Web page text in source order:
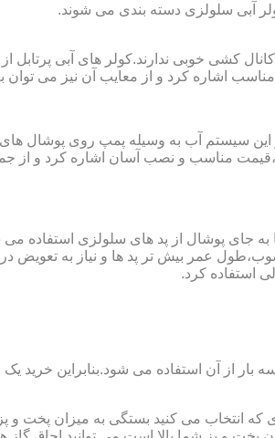
آبی سلولزی دسته بندی می شوند.
های کوچک تا ۲۰ مربع به کار می رود که کانال کشی خوبی
اشاره کرد و از معایب آن نیز می توان
این سیستم آب به وسیله پمپ روی
مناسب و نصب آسان اشاره کرد و از
به جای پوشال از پد های سلولزی
عمر بیش تر پد ها و نیاز به تعویض
استفاده کرد.
از آن استفاده می شود.بنابراین خرید
که انتخاب می کنید بستگی به میزان پخت و